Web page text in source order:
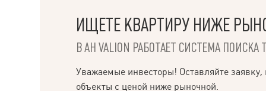
ИЩЕТЕ КВАРТИРУ НИЖЕ
В АН VALION РАБОТАЕТ СИСТЕМА ПОИСКА
Уважаемые инвесторы! Оставляйте
объекты с ценой ниже рыночной.
НАПИСАТЬ